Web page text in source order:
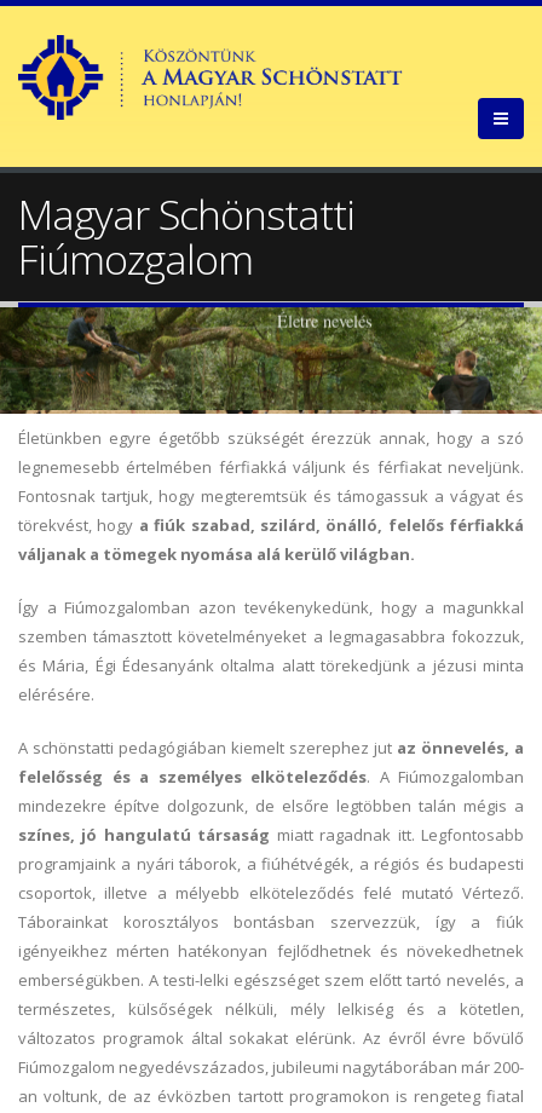
Magyar Schönstatti
Fiúmozgalom
Életre nevelés
Életünkben egyre égetőbb szükségét érezzük annak, hogy a szó
legnemesebb értelmében férfiakká váljunk és férfiakat neveljünk.
Fontosnak tartjuk, hogy megteremtsük és támogassuk a vágyat és
törekvést, hogy a fiúk szabad, szilárd, önálló, felelős férfiakká
váljanak a tömegek nyomása alá kerülő világban.
Így a Fiúmozgalomban azon tevékenykedünk, hogy a magunkkal
szemben támasztott követelményeket a legmagasabbra fokozzuk,
és Mária, Égi Édesanyánk oltalma alatt törekedjünk a jézusi minta
elérésére.
A schönstatti pedagógiában kiemelt szerephez jut az önnevelés, a
felelősség és a személyes elköteleződés. A Fiúmozgalomban
mindezekre építve dolgozunk, de elsőre legtöbben talán mégis a
színes, jó hangulatú társaság miatt ragadnak itt. Legfontosabb
programjaink a nyári táborok, a fiúhétvégék, a régiós és budapesti
csoportok, illetve a mélyebb elköteleződés felé mutató Vértező.
Táborainkat korosztályos bontásban szervezzük, így a fiúk
igényeikhez mérten hatékonyan fejlődhetnek és növekedhetnek
emberségükben. A testi-lelki egészséget szem előtt tartó nevelés, a
természetes, külsőségek nélküli, mély lelkiség és a kötetlen,
változatos programok által sokakat elérünk. Az évről évre bővülő
Fiúmozgalom negyedévszázados, jubileumi nagytáborában már 200-
an voltunk, de az évközben tartott programokon is rengeteg fiatal